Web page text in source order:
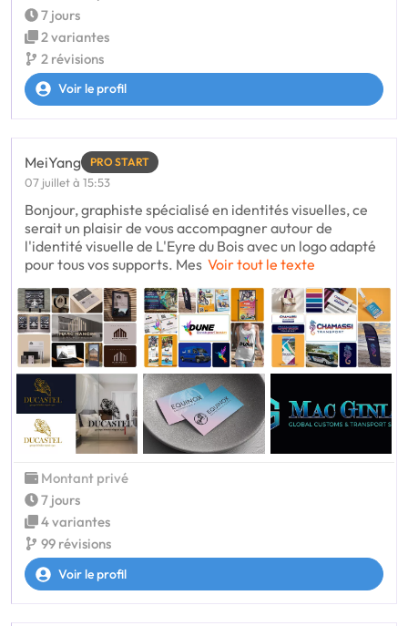
7 jours
2 variantes
2 révisions
Voir le profil
MeiYang PRO START
07 juillet à 15:53
Bonjour, graphiste spécialisé en identités visuelles, ce
serait un plaisir de vous accompagner autour de
l'identité visuelle de L'Eyre du Bois avec un logo adapté
pour tous vos supports. Mes Voir tout le texte
Montant privé
7 jours
4 variantes
99 révisions
Voir le profil